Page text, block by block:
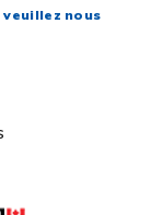
veuillez nous